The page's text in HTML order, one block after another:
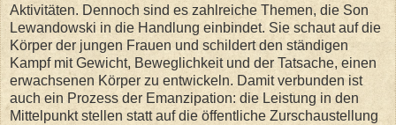
Aktivitäten. Dennoch sind es zahlreiche Themen, die Son
Lewandowski in die Handlung einbindet. Sie schaut auf die
Körper der jungen Frauen und schildert den ständigen
Kampf mit Gewicht, Beweglichkeit und der Tatsache, einen
erwachsenen Körper zu entwickeln. Damit verbunden ist
auch ein Prozess der Emanzipation: die Leistung in den
Mittelpunkt stellen statt auf die öffentliche Zurschaustellung